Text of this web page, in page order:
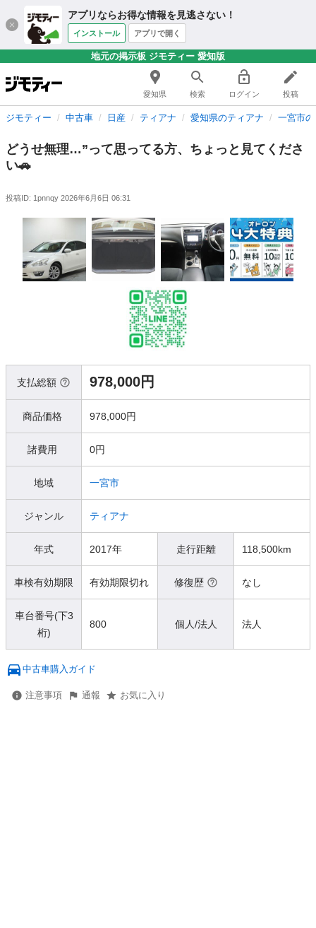
アプリならお得な情報を見逃さない！
インストール アプリで開く
地元の掲示板 ジモティー 愛知版
愛知県 検索 ログイン 投稿
ジモティー 中古車 日産 ティアナ 愛知県のティアナ 一宮市
どうせ無理…”って思ってる方、ちょっと見てくださ
い🚗
投稿ID: 1pnnqy 2026年6月6日 06:31
支払総額 978,000円
商品価格 978,000円
諸費用 0円
地域 一宮市
ジャンル ティアナ
年式 2017年 走行距離 118,500km
車検有効期限 有効期限切れ 修復歴 なし
車台番号(下3
桁)
800 個人/法人 法人
中古車購入ガイド
注意事項 通報 お気に入り